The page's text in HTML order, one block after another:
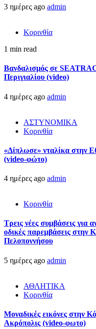
3 ημέρες ago admin
Κορινθία
1 min read
Βανδαλισμός σε
Περιγιαλίου (video)
4 ημέρες ago admin
ΑΣΤΥΝΟΜΙΚΑ
Κορινθία
«Δίπλωσε» νταλίκα στην
(video-φώτο)
4 ημέρες ago admin
Κορινθία
Τρεις νέες συμβάσεις για
οδικές παρεμβάσεις στην
Πελοποννήσου
5 ημέρες ago admin
ΑΘΛΗΤΙΚΑ
Κορινθία
Μοναδικές εικόνες στην
Ακρόπολις (video-φωτο)